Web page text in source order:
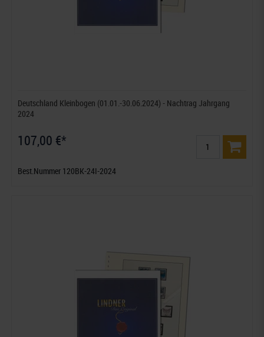
Deutschland Kleinbogen (01.01.-30.06.2024) - Nachtrag Jahrgang
2024
107,00 €*
Best.Nummer 120BK-24I-2024